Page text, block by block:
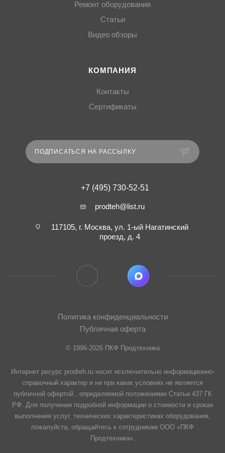
Ремонт оборудования
Статьи
Видео обзоры
КОМПАНИЯ
Контакты
Сертификаты
ПОДПИСАТЬСЯ НА РАССЫЛКУ
+7 (495) 730-52-51
prodteh@list.ru
117105, г. Москва, ул. 1-ый Нагатинский
проезд, д. 4
Политика конфиденциальности
Публичная оферта
© 1996-2026 ПКФ Продтехника
Интернет ресурс prodteh.ru носит исключительно информационно-
справочный характер и ни при каких условиях не является
публичной офертой , определяемой положениями Статьи 437 ГК
РФ. Для получения подробной информации о стоимости и сроках
выполнения услуг, технических характеристиках оборудования,
пожалуйста, обращайтесь к сотрудникам ООО «ПКФ
Продтехника».